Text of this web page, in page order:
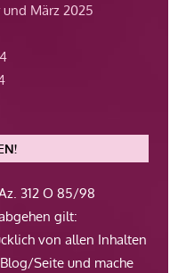
März 2025
312 O 85/98
gilt:
von allen Inhalten
Seite und mache